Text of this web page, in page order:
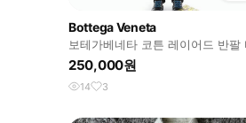
Bottega Veneta
보테가베네타 코튼 레이어드 반팔
서츠
250,000원
14 3